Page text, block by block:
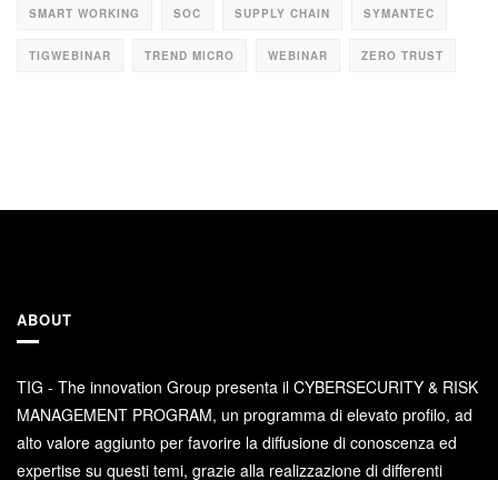
SMART WORKING SOC SUPPLY CHAIN SYMANTEC
TIGWEBINAR TREND MICRO WEBINAR ZERO TRUST
ABOUT
TIG - The innovation Group presenta il CYBERSECURITY & RISK
MANAGEMENT PROGRAM, un programma di elevato profilo, ad
alto valore aggiunto per favorire la diffusione di conoscenza ed
expertise su questi temi, grazie alla realizzazione di differenti